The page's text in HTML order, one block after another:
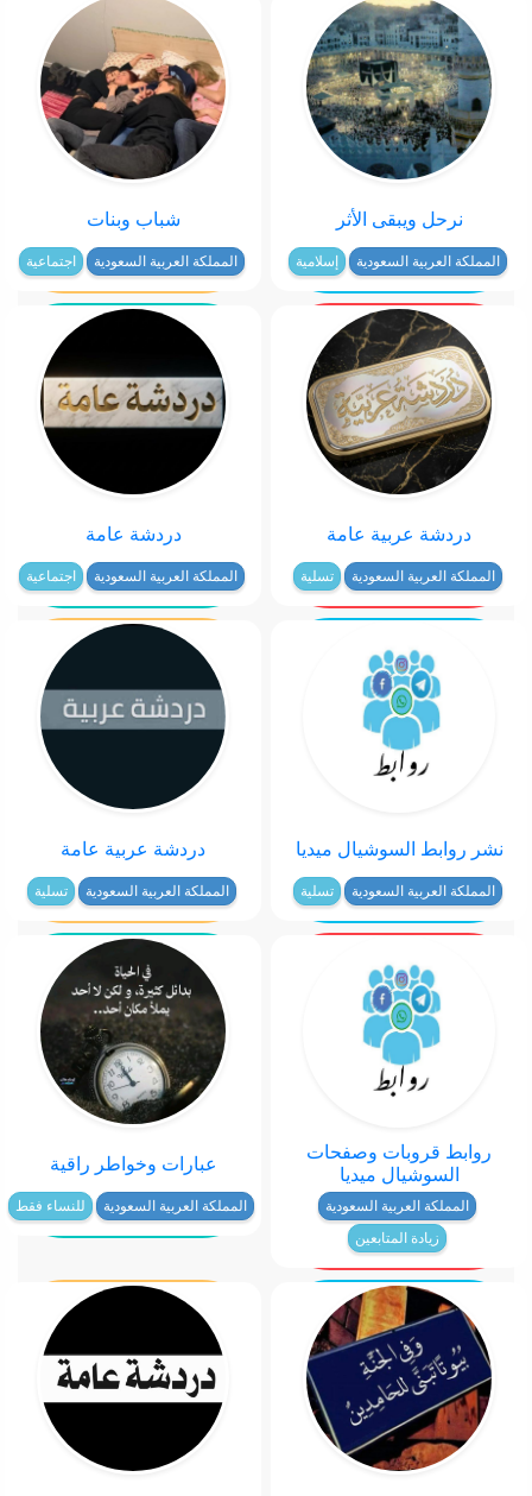
نرحل ويبقى الأثر
المملكة العربية السعودية إسلامية
شباب وبنات
المملكة العربية السعودية اجتماعية
دردشة عربية عامة
المملكة العربية السعودية تسلية
دردشة عامة
المملكة العربية السعودية اجتماعية
نشر روابط السوشيال ميديا
المملكة العربية السعودية تسلية
دردشة عربية عامة
المملكة العربية السعودية تسلية
روابط قروبات وصفحات
السوشيال ميديا
المملكة العربية السعودية
زيادة المتابعين
عبارات وخواطر راقية
المملكة العربية السعودية للنساء فقط